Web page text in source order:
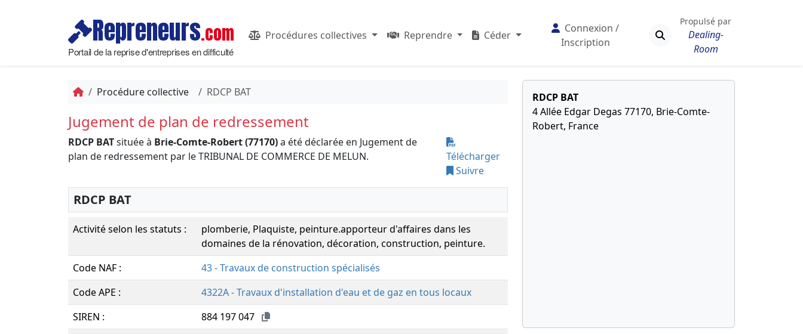
Repreneurs.com
Portail de la reprise d'entreprises en difficulté
Procédures collectives Reprendre Céder
Connexion /
Inscription
Propulsé par
Dealing-
Room
Procédure collective RDCP BAT
Jugement de plan de redressement
RDCP BATsituée à Brie-Comte-Robert (77170)a été déclarée en Jugement de
plan de redressement par le TRIBUNAL DE COMMERCE DE MELUN.
Télécharger
Suivre
RDCP BAT
Activité selon les statuts :
plomberie, Plaquiste, peinture.apporteur d'affaires dans les
domaines de la rénovation, décoration, construction, peinture.
Code NAF :
43 - Travaux de construction spécialisés
Code APE :
4322A - Travaux d'installation d'eau et de gaz en tous locaux
SIREN :
884 197 047
RDCP BAT
4 Allée Edgar Degas 77170, Brie-Comte-
Robert, France